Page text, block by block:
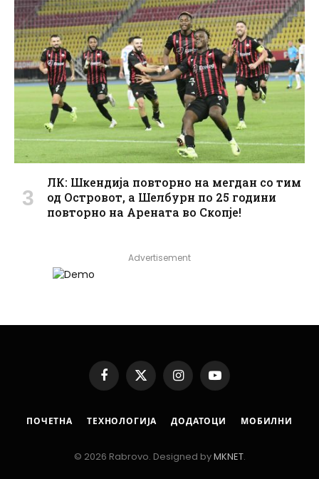
ЛК: Шкендија повторно на мегдан со тим
од Островот, а Шелбурн по 25 години
повторно на Арената во Скопје!
Advertisement
Facebook
X
(Twitter)
InstagramYouTube
ПОЧЕТНА ТЕХНОЛОГИЈА ДОДАТОЦИ МОБИЛНИ
© 2026 Rabrovo. Designed byMKNET.